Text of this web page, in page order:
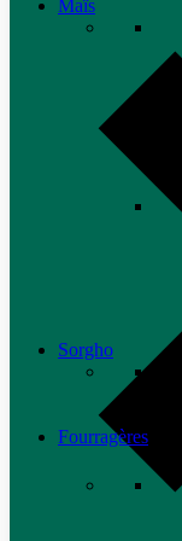
Maïs
Sorgho
Fourragères